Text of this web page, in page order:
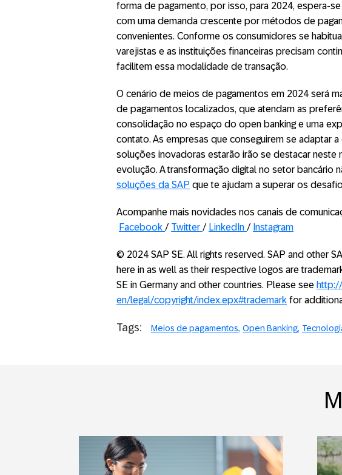
forma de pagamento, por isso, para 2024, espera-
com uma demanda crescente por métodos de
convenientes. Conforme os consumidores se
varejistas e as instituições financeiras precisam
facilitem essa modalidade de transação.
O cenário de meios de pagamentos em 2024 será
de pagamentos localizados, que atendam as
consolidação no espaço do open banking e uma
contato. As empresas que conseguirem se adaptar
soluções inovadoras estarão irão se destacar neste
evolução. A transformação digital no setor bancário
soluções da SAP que te ajudam a superar os
Acompanhe mais novidades nos canais de
Facebook / Twitter / LinkedIn / Instagram
© 2024 SAP SE. All rights reserved. SAP and other
here in as well as their respective logos are
SE in Germany and other countries. Please see
en/legal/copyright/index.epx#trademark for
Tags: Meios de pagamentos Open Banking